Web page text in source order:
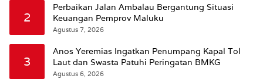
2
Perbaikan Jalan Ambalau Bergantung Situasi
Keuangan Pemprov Maluku
Agustus 7, 2026
3
Anos Yeremias Ingatkan Penumpang Kapal Tol
Laut dan Swasta Patuhi Peringatan BMKG
Agustus 6, 2026